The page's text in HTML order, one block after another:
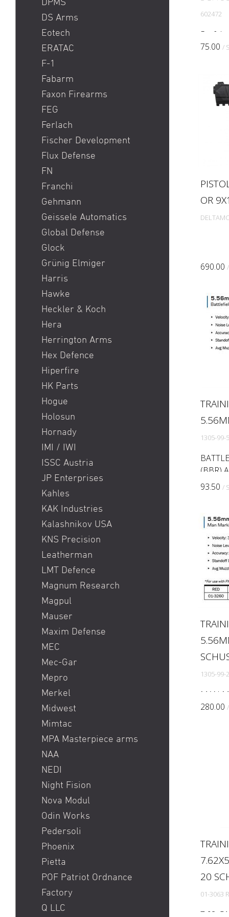
DPMS
DS Arms
Eotech
ERATAC
F-1
Fabarm
Faxon Firearms
FEG
Ferlach
Fischer Development
Flux Defense
FN
Franchi
Gehmann
Geissele Automatics
Global Defense
Glock
Grünig Elmiger
Harris
Hawke
Heckler & Koch
Hera
Herrington Arms
Hex Defence
Hiperfire
HK Parts
Hogue
Holosun
Hornady
IMI / IWI
ISSC Austria
JP Enterprises
Kahles
KAK Industries
Kalashnikov USA
KNS Precision
Leatherman
LMT Defence
Magnum Research
Magpul
Mauser
Maxim Defense
MEC
Mec-Gar
Mepro
Merkel
Midwest
Mimtac
MPA Masterpiece arms
NAA
NEDI
Night Fision
Nova Modul
Odin Works
Pedersoli
Phoenix
Pietta
POF Patriot Ordnance
Factory
Q LLC
602472
75.00 /
OR
690.00
1305-99-
(BBR)
“active
93.50 /
1305-99-
MAN
Non-
Man
280.00
20
01-3063